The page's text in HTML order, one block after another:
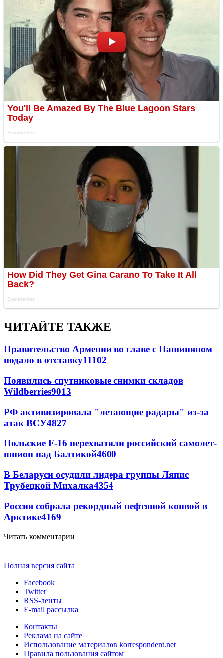
ЧИТАЙТЕ ТАКЖЕ
Правительство Армении во главе с Пашиняном
подало в отставку11102
Появились спутниковые снимки складов
Wildberries9013
РФ активизировала "летающие радары" из-за
атак ВСУ4827
Польские F-16 перехватили российский самолет-
шпион над Балтикой4600
В Беларуси осудили лидера группы Ляпис
Трубецкой Михалка4354
Россия собрала рекордный нефтяной конвой в
Арктике4169
Читать комментарии
Полная версия сайта
Facebook
Twitter
RSS-ленты
E-mail рассылка
Контакты
Реклама на сайте
Использование материалов korrespondent.net
Правила пользования сайтом